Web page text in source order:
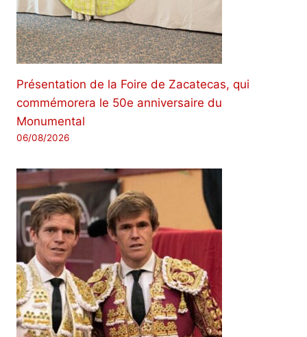
Présentation de la Foire de Zacatecas, qui
commémorera le 50e anniversaire du
Monumental
06/08/2026